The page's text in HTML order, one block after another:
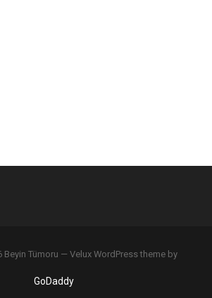
Tümoru — Velux WordPress theme by
GoDaddy